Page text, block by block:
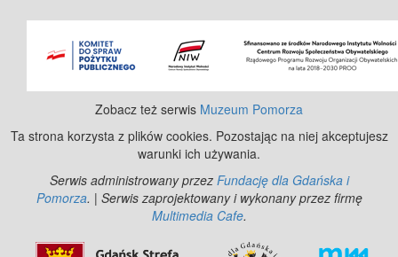
Zobacz też serwis Muzeum Pomorza
Ta strona korzysta z plików cookies. Pozostając na niej akceptujesz
warunki ich używania.
Serwis administrowany przez Fundację dla Gdańska i
Pomorza. | Serwis zaprojektowany i wykonany przez firmę
Multimedia Cafe.